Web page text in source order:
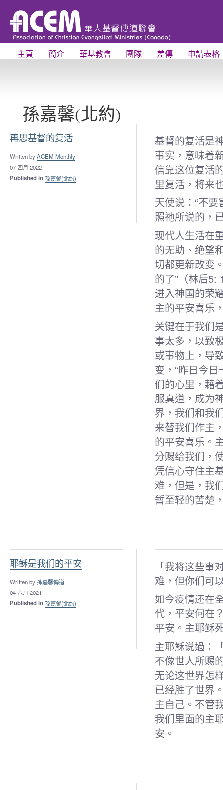
主頁 簡介 華基教會 團隊 差傳 申請表格
孫嘉馨(北約)
再思基督的复活
Written byACEM Monthly
07 四月 2022
Published in孫嘉馨(北約)
基督的复活是
事实，意味着
信靠这位复活
里复活，将来
天使说：“不
照祂所说的，
现代人生活在
的无助、绝望
切都更新改变
的了”（林后5:
进入神国的荣
主的平安喜乐
关键在于我们
事太多，以致
或事物上，导
变，“昨日今
们的心里，藉
服真道，成为
界，我们和我
来替我们作主
的平安喜乐。
分赐给我们，
凭信心守住主
难，但是，我
暂至轻的苦楚
耶稣是我们的平安
Written by孫嘉馨傳道
04 六月 2021
Published in孫嘉馨(北約)
「我将这些事
难，但你们可
如今疫情还在
代，平安何在
平安。主耶稣
主耶穌说過：
不像世人所赐
无论这世界怎
已经胜了世界
主自己。不管
我们里面的主
安。